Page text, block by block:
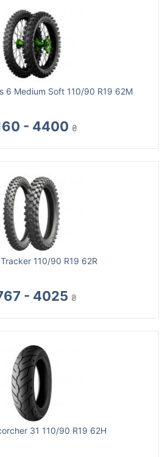
6 Medium Soft 110/90 R19 62M
- 4400 ₴
110/90 R19 62R
- 4025 ₴
31 110/90 R19 62H